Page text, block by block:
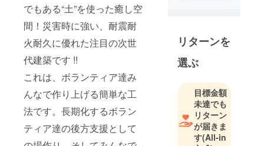
でもある“土”を使った癒し空
間！災害時に強い、耐震耐
火耐久に優れた注目の次世
代建築です !!
これは、ボランティア達み
んなで作り上げる簡単な工
法です。長期化するボラン
ティア達の後方支援として
立し、アー
スバッグ工
法の普及活
動を行なう
／2015年
『Dogei Art
建築研究
所』共同代
リターンを
選ぶ
目標金額
未達でも
リターン
が届きま
す(All-in